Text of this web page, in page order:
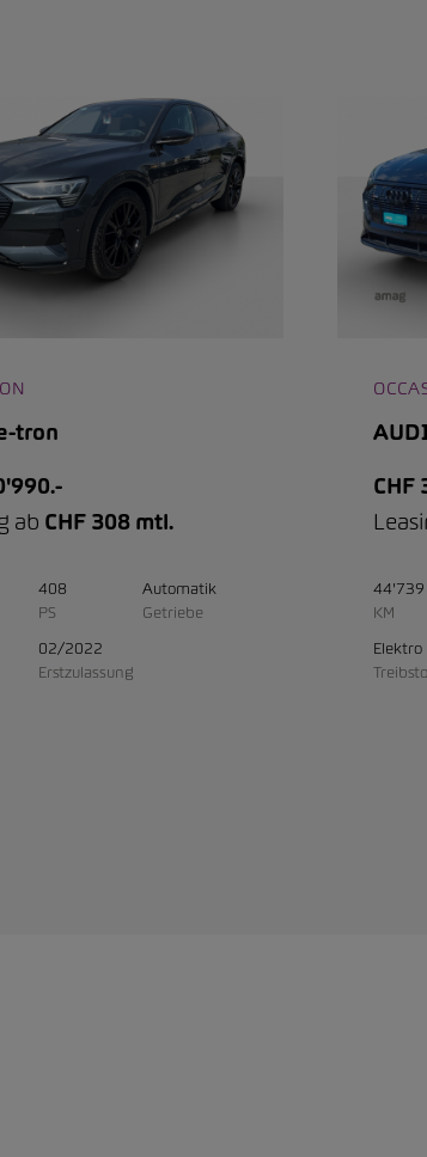
tron
ab CHF 308 mtl.
408
PS
Automatik
Getriebe
02/2022
Erstzulassung
CHF
44'739
KM
Elektro